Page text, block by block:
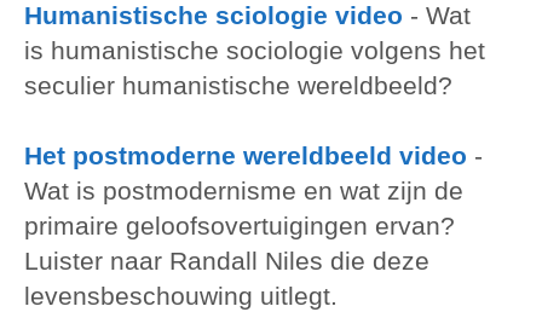
Humanistische sciologie video - Wat
is humanistische sociologie volgens het
seculier humanistische wereldbeeld?
Het postmoderne wereldbeeld video -
Wat is postmodernisme en wat zijn de
primaire geloofsovertuigingen ervan?
Luister naar Randall Niles die deze
levensbeschouwing uitlegt.